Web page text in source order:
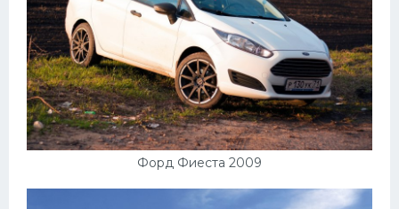
Форд Фиеста 2009